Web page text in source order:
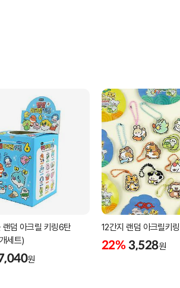
랜덤 아크릴 키링6탄
세트)
원
12간지 랜덤 아크릴키
22% 3,528원